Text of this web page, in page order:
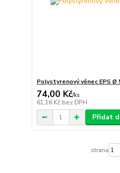
Polystyrenový věnec EPS Ø
74,00 Kč/ks
61,16 Kč bez DPH
Přidat
strana